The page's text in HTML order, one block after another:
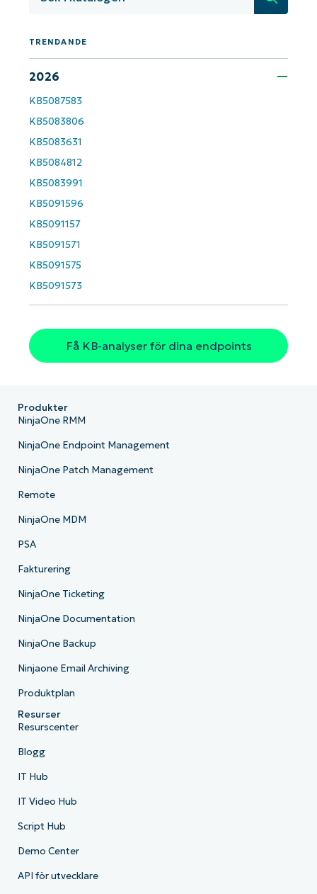
TRENDANDE
2026
KB5087583
KB5083806
KB5083631
KB5084812
KB5083991
KB5091596
KB5091157
KB5091571
KB5091575
KB5091573
Få KB-analyser för dina endpoints
Business
Phone
number*
Country
Company
name*
Produkter
NinjaOne RMM
NinjaOne Endpoint Management
NinjaOne Patch Management
Remote
NinjaOne MDM
PSA
Fakturering
NinjaOne Ticketing
NinjaOne Documentation
NinjaOne Backup
Ninjaone Email Archiving
Produktplan
Resurser
Resurscenter
Blogg
IT Hub
IT Video Hub
Script Hub
Demo Center
API för utvecklare